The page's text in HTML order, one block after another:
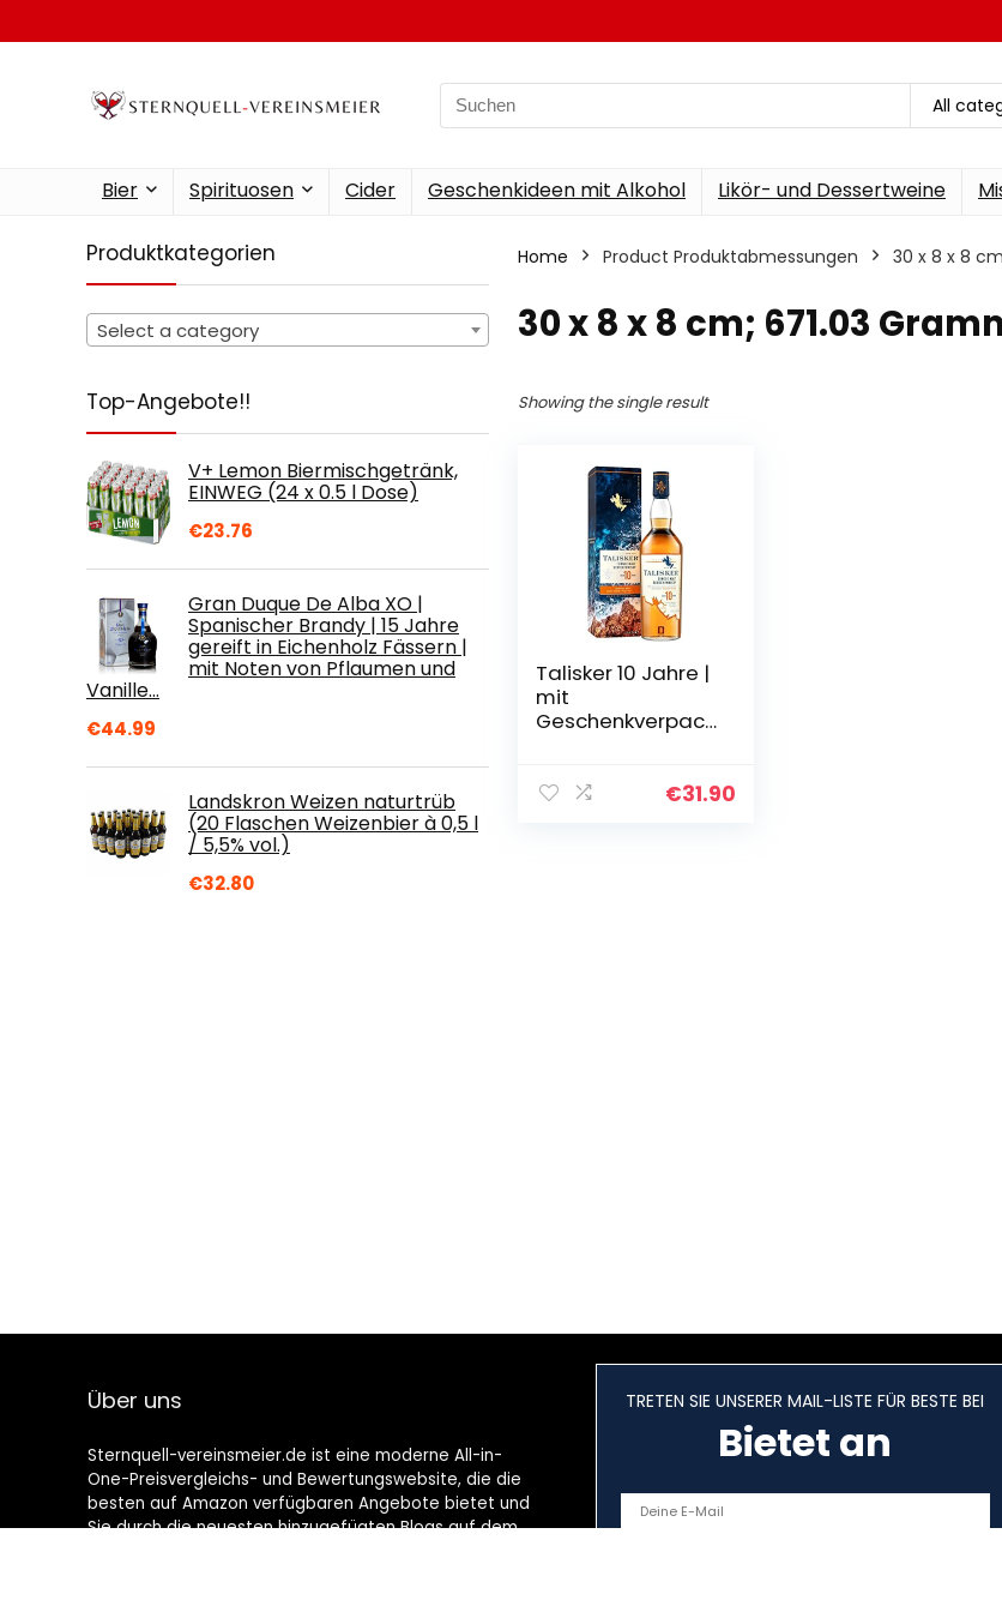
Search
for:
All
Bier Spirituosen Cider Geschenkideen mit Alkohol Likör- und Dessertweine
Produktkategorien
Select a category
Top-Angebote!!
V+ Lemon Biermischgetränk,
EINWEG (24 x 0.5 l Dose)
€23.76
Gran Duque De Alba XO |
Spanischer Brandy | 15 Jahre
gereift in Eichenholz Fässern |
mit Noten von Pflaumen und
Vanille…
€44.99
Landskron Weizen naturtrüb
(20 Flaschen Weizenbier à 0,5 l
/ 5,5% vol.)
€32.80
Home Product Produktabmessungen ‎30 x 8 x 8
‎30 x 8 x 8 cm; 671.03
Showing the single result
Talisker 10 Jahre |
mit
Geschenkverpack
aromatischer€31.90
Über uns
Sternquell-vereinsmeier.de ist eine moderne All-in-
One-Preisvergleichs- und Bewertungswebsite, die die
besten auf Amazon verfügbaren Angebote bietet und
Sie durch die neuesten hinzugefügten Blogs auf dem
TRETEN SIE UNSERER MAIL-LISTE FÜR BESTE BEI
Bietet an